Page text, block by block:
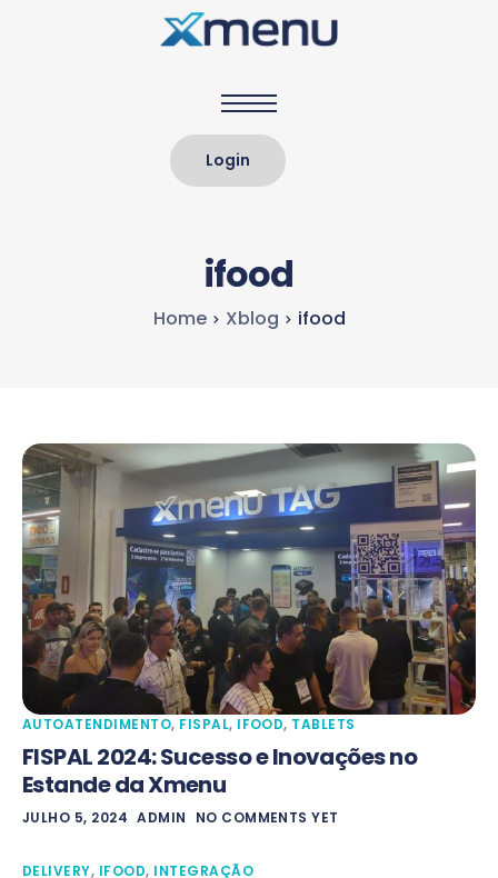
Login
ifood
Home Xblog ifood
AUTOATENDIMENTO, FISPAL, IFOOD, TABLETS
FISPAL 2024: Sucesso e Inovações no
Estande da Xmenu
JULHO 5, 2024 ADMIN NO COMMENTS YET
DELIVERY, IFOOD, INTEGRAÇÃO